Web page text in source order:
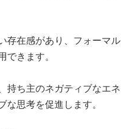
存在感があり、フォーマル
きます。
持ち主のネガティブなエネ
思考を促進します。